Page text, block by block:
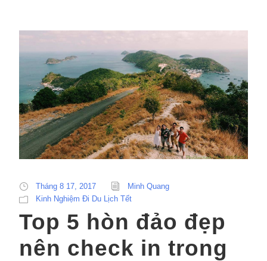
Tháng 8 17, 2017
Minh Quang
Kinh Nghiệm Đi Du Lịch Tết
Top 5 hòn đảo đẹp
nên check in trong